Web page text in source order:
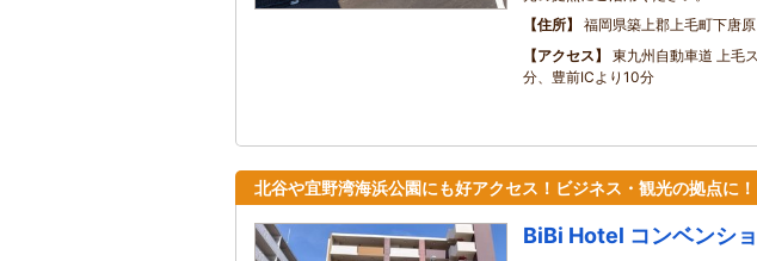
住所
福岡県築上郡上毛町下唐
アクセス
東九州自動車道 上毛
分、豊前ICより10分
北谷や宜野湾海浜公園にも好アクセス！ビジネス・観光の拠点に！
BiBi Hotel コンベンシ